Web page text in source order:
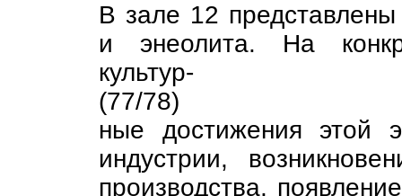
В зале 12
и энеолита. На
культур-
(77/78)
ные достижения этой
индустрии,
производства,